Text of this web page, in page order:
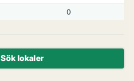
0
Sök lokaler